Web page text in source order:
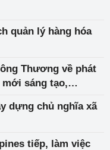
quản lý hàng hóa
Thương về phát
sáng tạo,
dựng chủ nghĩa xã
tiếp, làm việc